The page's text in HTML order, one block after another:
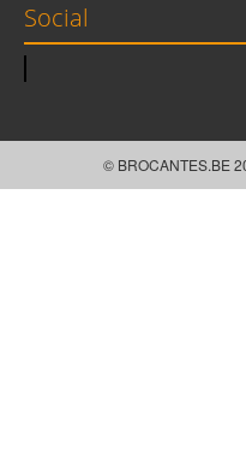
Social
© BROCANTES.BE